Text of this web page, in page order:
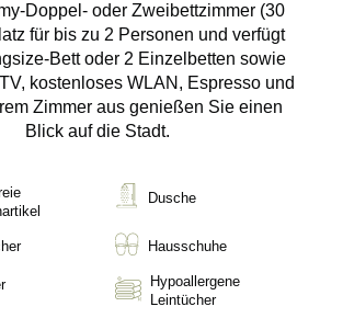
Doppel- oder Zweibettzimmer (30
für bis zu 2 Personen und verfügt
Bett oder 2 Einzelbetten sowie
kostenloses WLAN, Espresso und
Zimmer aus genießen Sie einen
Blick auf die Stadt.
Dusche
Hausschuhe
Hypoallergene
Leintücher